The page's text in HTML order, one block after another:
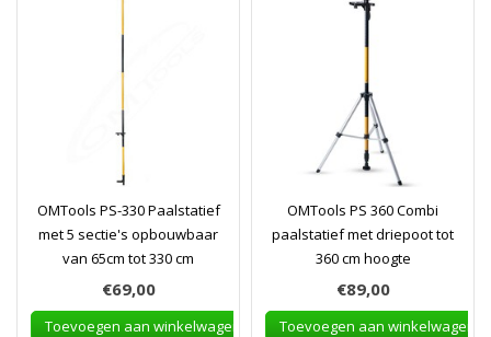
OMTools PS-330 Paalstatief
met 5 sectie's opbouwbaar
van 65cm tot 330 cm
€69,00
Toevoegen aan winkelwagen
OMTools PS 360 Combi
paalstatief met driepoot tot
360 cm hoogte
€89,00
Toevoegen aan winkelwagen